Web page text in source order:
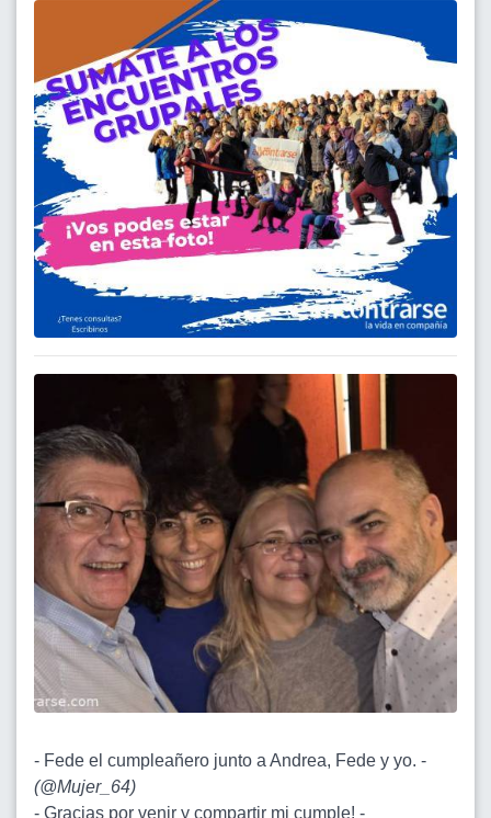
- Fede el cumpleañero junto a Andrea, Fede y yo. -
(@Mujer_64)
- Gracias por venir y compartir mi cumple! -